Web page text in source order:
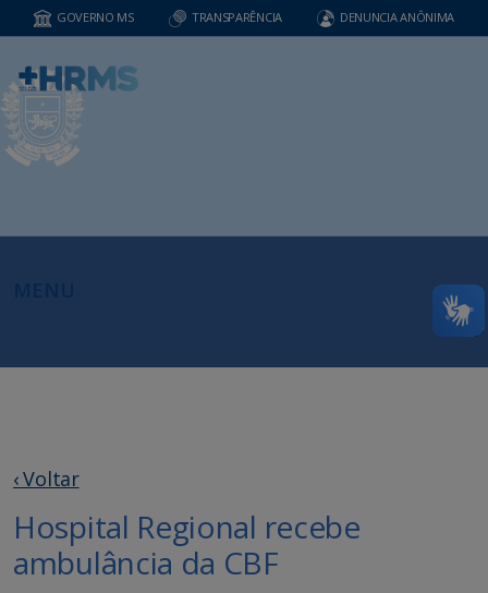
GOVERNO MS TRANSPARÊNCIA DENUNCIA ANÔNIMA
‹ Voltar
Hospital Regional recebe
ambulância da CBF